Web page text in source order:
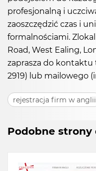
profesjonalną i
zaoszczędzić czas i
formalnościami.
Road, West Ealing,
zaprasza do
2919) lub mailowego
rejestracja firm w anglii
Podobne strony